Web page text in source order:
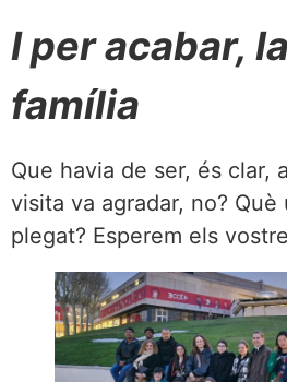
I per acabar,
família
Que havia de ser, és clar,
visita va agradar, no?
plegat? Esperem els